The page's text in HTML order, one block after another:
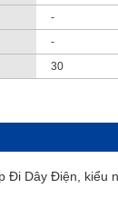
-
-
30
Đi Dây Điện, kiểu